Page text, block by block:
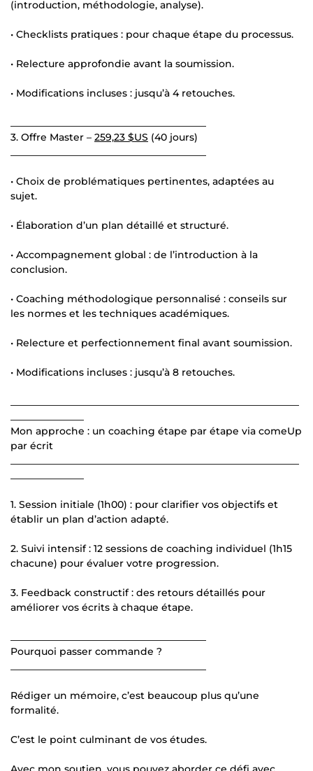
(introduction, méthodologie, analyse).
• Checklists pratiques : pour chaque étape du processus.
• Relecture approfondie avant la soumission.
• Modifications incluses : jusqu’à 4 retouches.
3. Offre Master – 259,23 $US (40 jours)
• Choix de problématiques pertinentes, adaptées au
sujet.
• Élaboration d’un plan détaillé et structuré.
• Accompagnement global : de l’introduction à la
conclusion.
• Coaching méthodologique personnalisé : conseils sur
les normes et les techniques académiques.
• Relecture et perfectionnement final avant soumission.
• Modifications incluses : jusqu’à 8 retouches.
Mon approche : un coaching étape par étape via comeUp
par écrit
1. Session initiale (1h00) : pour clarifier vos objectifs et
établir un plan d’action adapté.
2. Suivi intensif : 12 sessions de coaching individuel (1h15
chacune) pour évaluer votre progression.
3. Feedback constructif : des retours détaillés pour
améliorer vos écrits à chaque étape.
Pourquoi passer commande ?
Rédiger un mémoire, c’est beaucoup plus qu’une
formalité.
C’est le point culminant de vos études.